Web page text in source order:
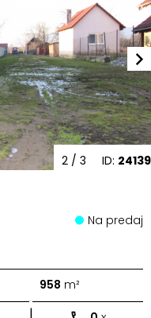
ID: 24139
2 / 3
Na predaj
958 m²